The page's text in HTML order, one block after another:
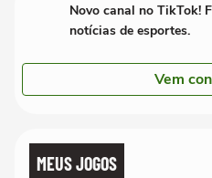
Novo canal no TikTok!
notícias de esportes.
Vem
MEUS JOGOS